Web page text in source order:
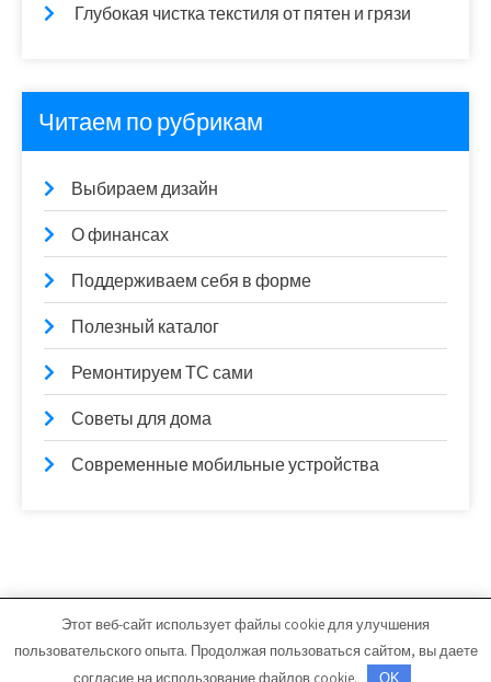
Глубокая чистка текстиля от пятен и грязи
Читаем по рубрикам
Выбираем дизайн
О финансах
Поддерживаем себя в форме
Полезный каталог
Ремонтируем ТС сами
Советы для дома
Современные мобильные устройства
lamintime.ru - Работает на WordPress
Тема от Grace Themes
Этот веб-сайт использует файлы cookie для улучшения
пользовательского опыта. Продолжая пользоваться сайтом, вы даете
согласие на использование файлов cookie.
OK